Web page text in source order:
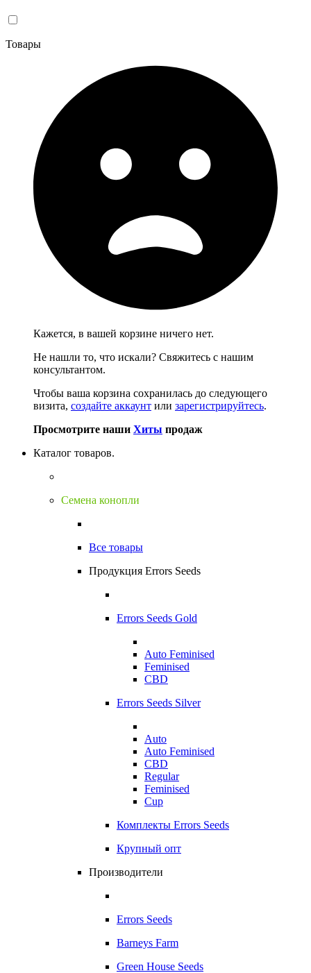
Товары
Кажется, в вашей корзине ничего нет.
Не нашли то, что искали? Свяжитесь с нашим
консультантом.
Чтобы ваша корзина сохранилась до следующего
визита, создайте аккаунт или зарегистрируйтесь.
Просмотрите наши Хиты продаж
Каталог товаров.
Семена конопли
Все товары
Продукция Errors Seeds
Errors Seeds Gold
Auto Feminised
Feminised
CBD
Errors Seeds Silver
Auto
Auto Feminised
CBD
Regular
Feminised
Cup
Комплекты Errors Seeds
Крупный опт
Производители
Errors Seeds
Barneys Farm
Green House Seeds